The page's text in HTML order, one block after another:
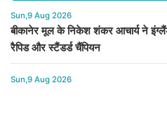
Sun,9 Aug 2026
बीकानेर मूल के निकेश शंकर आचार्य ने
रैपिड और स्टैंडर्ड चैंपियन
Sun,9 Aug 2026